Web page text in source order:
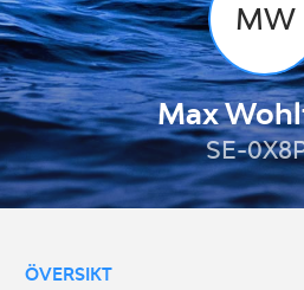
MW
Max
SE-
ÖVERSIKT